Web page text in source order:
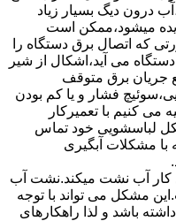
درون دﯾﮓ ﺑﺴﯿﺎر زﯾﺎد
میشود،ممکن است
که اتصال برق دستگاه را
می آید،اشکال از شیر
جریان برق متوقف
فشار و یا کم بودن
کنیم با تعمیرکار
لباسشویی خود تماس
با مشکلات آبگیری
ﮐﺎر آب ﻧﺸﺖ میکند.نشت آب
مشکل می تواند با توجه
باشد و لذا راهکارهای